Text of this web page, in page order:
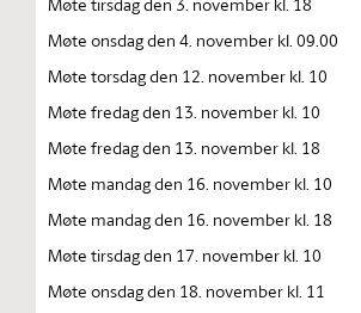
Møte onsdag den 4. november kl. 09.00
Møte torsdag den 12. november kl. 10
Møte fredag den 13. november kl. 10
Møte fredag den 13. november kl. 18
Møte mandag den 16. november kl. 10
Møte mandag den 16. november kl. 18
Møte tirsdag den 17. november kl. 10
Møte onsdag den 18. november kl. 11